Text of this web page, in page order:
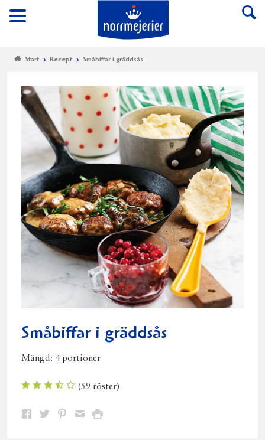
Meny
Till Norrmejerier
Start Recept Småbiffar i gräddsås
Småbiffar i gräddsås
Mängd: 4 portioner
(59 röster)
Dela Dela Dela DelaSkriv